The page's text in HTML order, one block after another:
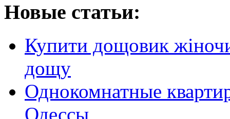
Новые статьи:
Купити дощовик
дощу
Однокомнатные
Одессы